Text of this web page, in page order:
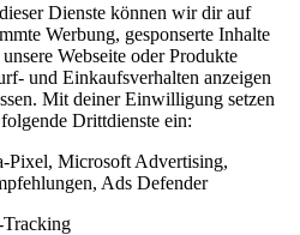
Dienste können wir dir auf
Werbung, gesponserte Inhalte
Webseite oder Produkte
und Einkaufsverhalten anzeigen
Mit deiner Einwilligung setzen
Drittdienste ein:
Pixel, Microsoft Advertising,
Ads Defender